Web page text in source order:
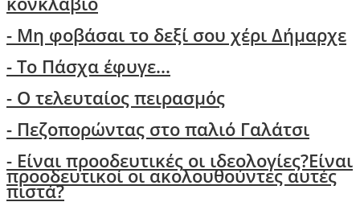
- Μη φοβάσαι το δεξί σου χέρι Δήμαρχε
-Το Πάσχα έφυγε...
- Ο τελευταίος πειρασμός
- Πεζοπορώντας στο παλιό Γαλάτσι
- Είναι προοδευτικές οι ιδεολογίες?Είναι
προοδευτικοί οι ακολουθούντες αυτές
πιστά?